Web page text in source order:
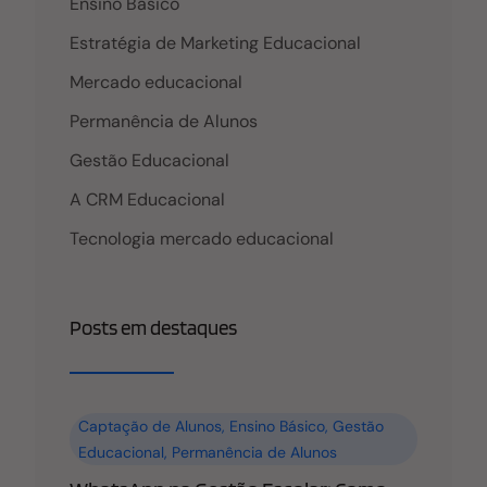
Estratégia de Marketing Educacional
Mercado educacional
Permanência de Alunos
Gestão Educacional
A CRM Educacional
Tecnologia mercado educacional
Posts em destaques
Captação de Alunos, Ensino Básico,Gestão
Educacional, Permanência de Alunos